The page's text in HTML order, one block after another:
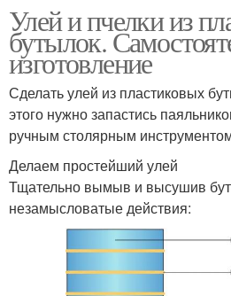
Улей и пчелки из
бутылок.
изготовление
Сделать улей из пластиковых
этого нужно запастись
ручным столярным
Делаем простейший улей
Тщательно вымыв и высушив
незамысловатые действия: